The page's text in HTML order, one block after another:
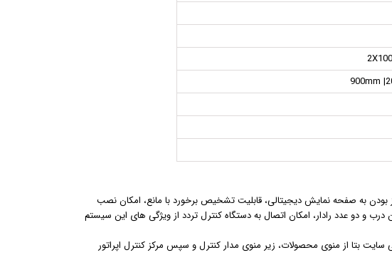
به صفحه نمایش دیجیتالی، قابلیت تشخیص برخورد با مانع، امکان نصب
و دو عدد رادار، امکان اتصال به دستگاه کنترل تردد از ویژگی های این سیستم
بتا از منوی محصولات، زیر منوی مدار کنترل و سپس مرکز کنترل اپراتور